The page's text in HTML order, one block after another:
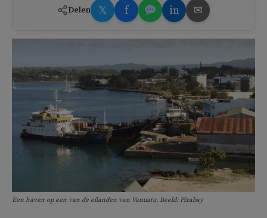
Delen 𝕏 f in ✉
Een haven op een van de eilanden van Vanuatu. Beeld: Pixabay